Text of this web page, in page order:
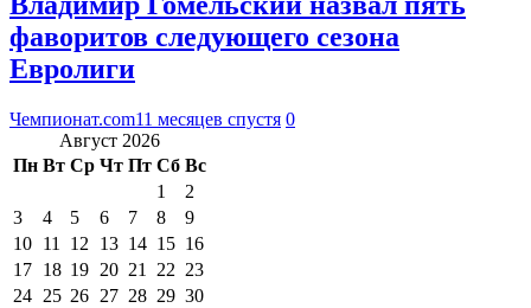
фаворитов следующего сезона
Евролиги
Чемпионат.com11 месяцев спустя 0
Август 2026
Пн Вт Ср Чт Пт Сб Вс
1
2
3
4 5 6 7 8
9
10 11 12 13 14 15 16
17 18 19 20 21 22 23
24 25 26 27 28 29 30